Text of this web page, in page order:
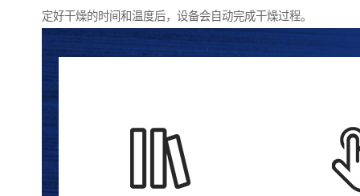
定好干燥的时间和温度后，设备会自动完成干燥过程。